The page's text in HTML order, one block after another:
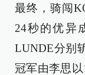
最终，骑闯
24秒的优异
LUNDE分别
冠军由李思